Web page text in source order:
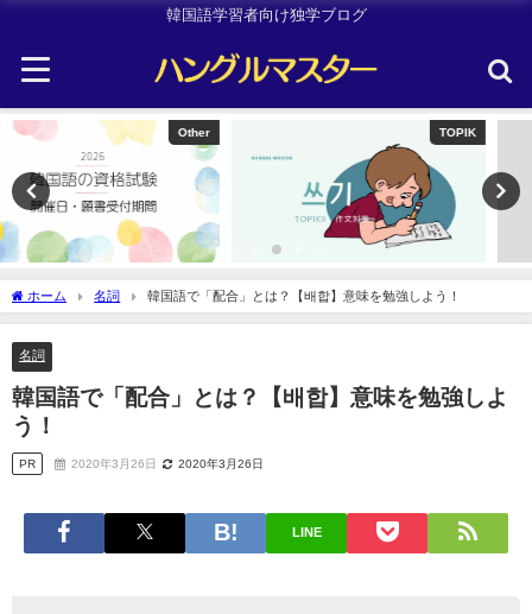
韓国語学習者向け独学ブログ
Uncategorized
ホーム 名詞 韓国語で「配合」とは？【배합】意味を勉強しよう！
名詞
韓国語で「配合」とは？【배합】意味を勉強しよ
う！
PR 2020年3月26日 2020年3月26日
LINE